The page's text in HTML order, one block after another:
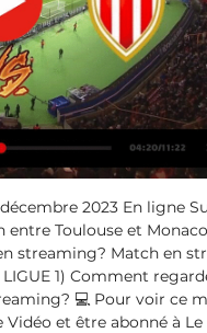
2023 En ligne
Toulouse et Monaco
streaming? Match en
LIGUE 1) Comment
💻 Pour voir ce
et être abonné à Le